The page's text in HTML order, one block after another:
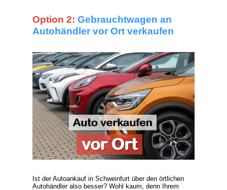
Option 2: Gebrauchtwagen an
Autohändler vor Ort verkaufen
Ist der Autoankauf in Schweinfurt über den örtlichen
Autohändler also besser? Wohl kaum, denn Ihrem